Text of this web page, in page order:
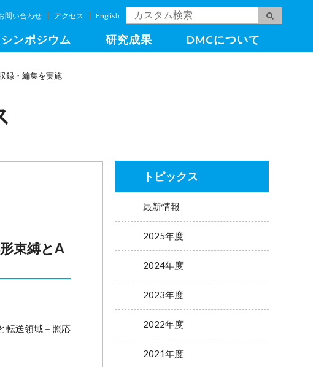
問い合わせ アクセス English
シンポジウム 研究成果 DMCについて
録・編集を実施
束縛とA
応
トピックス
最新情報
2025年度
2024年度
2023年度
2022年度
2021年度